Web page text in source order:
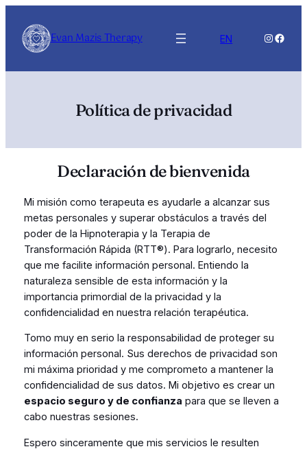
contenidoEvan Mazis Therapy EN
Política de privacidad
Declaración de bienvenida
Mi misión como terapeuta es ayudarle a alcanzar sus
metas personales y superar obstáculos a través del
poder de la Hipnoterapia y la Terapia de
Transformación Rápida (RTT®). Para lograrlo, necesito
que me facilite información personal. Entiendo la
naturaleza sensible de esta información y la
importancia primordial de la privacidad y la
confidencialidad en nuestra relación terapéutica.
Tomo muy en serio la responsabilidad de proteger su
información personal. Sus derechos de privacidad son
mi máxima prioridad y me comprometo a mantener la
confidencialidad de sus datos. Mi objetivo es crear un
espacio seguro y de confianza para que se lleven a
cabo nuestras sesiones.
Espero sinceramente que mis servicios le resulten